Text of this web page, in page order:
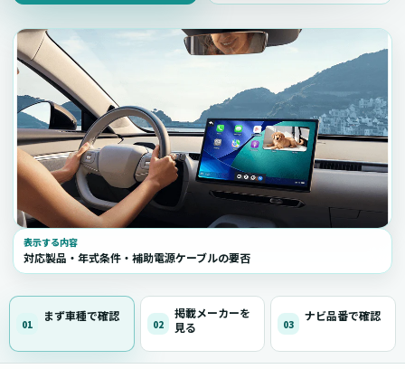
表示する内容
対応製品・年式条件・補助電源ケーブルの要否
01
まず車種で確認
02
掲載メーカーを
見る
03
ナビ品番で確認